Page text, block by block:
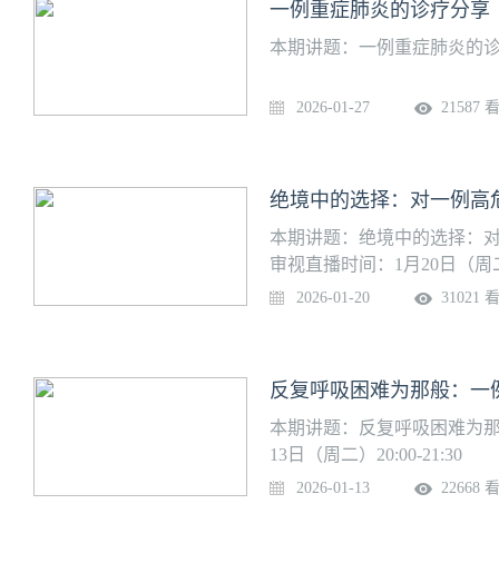
一例重症肺炎的诊疗分享
本期讲题：一例重症肺炎的
2026-01-27 21587
本期讲题：绝境中的选择：
审视直播时间：1月20日（周
2026-01-20 31021
本期讲题：反复呼吸困难为
13日（周二）20:00-21:30
2026-01-13 22668